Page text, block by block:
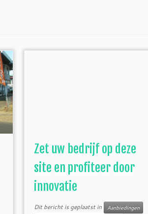
Zet uw bedrijf op deze
site en profiteer door
innovatie
Dit bericht is geplaatst in
Aanbiedingen